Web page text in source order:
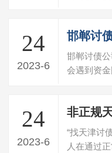
24
2023-6
邯郸讨债
会遇到资
24
2023-6
“找天津讨
人在通过